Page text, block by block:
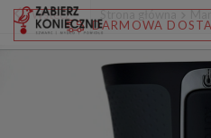
DARMOWA
Wstecz Strona główna